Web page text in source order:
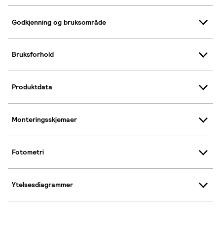
Godkjenning og bruksområde
Bruksforhold
Produktdata
Monteringsskjemaer
Fotometri
Ytelsesdiagrammer